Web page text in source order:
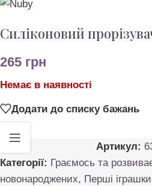
Силіконовий
265 грн
Немає в наявності
Додати до списку бажань
Артикул:
Категорії: Граємось та
новонароджених, Перші іграшки